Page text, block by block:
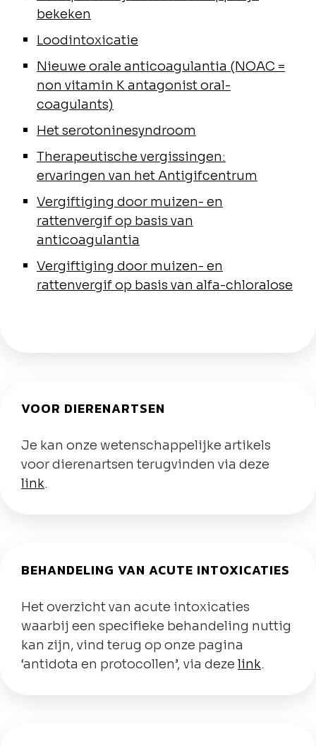
bekeken
Loodintoxicatie
Nieuwe orale anticoagulantia (NOAC =
non vitamin K antagonist oral-
coagulants)
Het serotoninesyndroom
Therapeutische vergissingen:
ervaringen van het Antigifcentrum
Vergiftiging door muizen- en
rattenvergif op basis van
anticoagulantia
Vergiftiging door muizen- en
rattenvergif op basis van alfa-chloralose
VOOR DIERENARTSEN
Je kan onze wetenschappelijke artikels
voor dierenartsen terugvinden via deze
link.
BEHANDELING VAN ACUTE INTOXICATIES
Het overzicht van acute intoxicaties
waarbij een specifieke behandeling nuttig
kan zijn, vind terug op onze pagina
‘antidota en protocollen’, via deze link.